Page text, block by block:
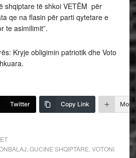
shqiptare të shkoi VETËM për
qe na flasin për parti qytetare e
te asimilimit”.
Kryje obligimin patriotik dhe Voto
Twitter Copy Link More
GUCINE SHQIPTARE VOTONI